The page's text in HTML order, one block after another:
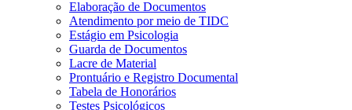
Elaboração de Documentos
Atendimento por meio de TIDC
Estágio em Psicologia
Guarda de Documentos
Lacre de Material
Prontuário e Registro Documental
Tabela de Honorários
Testes Psicológicos